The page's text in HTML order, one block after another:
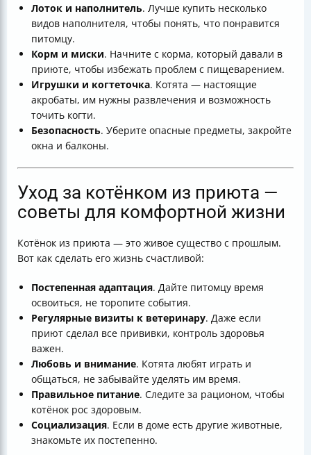
Лоток и наполнитель. Лучше купить несколько
видов наполнителя, чтобы понять, что понравится
питомцу.
Корм и миски. Начните с корма, который давали в
приюте, чтобы избежать проблем с пищеварением.
Игрушки и когтеточка. Котята — настоящие
акробаты, им нужны развлечения и возможность
точить когти.
Безопасность. Уберите опасные предметы, закройте
окна и балконы.
Уход за котёнком из приюта —
советы для комфортной жизни
Котёнок из приюта — это живое существо с прошлым.
Вот как сделать его жизнь счастливой:
Постепенная адаптация. Дайте питомцу время
освоиться, не торопите события.
Регулярные визиты к ветеринару. Даже если
приют сделал все прививки, контроль здоровья
важен.
Любовь и внимание. Котята любят играть и
общаться, не забывайте уделять им время.
Правильное питание. Следите за рационом, чтобы
котёнок рос здоровым.
Социализация. Если в доме есть другие животные,
знакомьте их постепенно.